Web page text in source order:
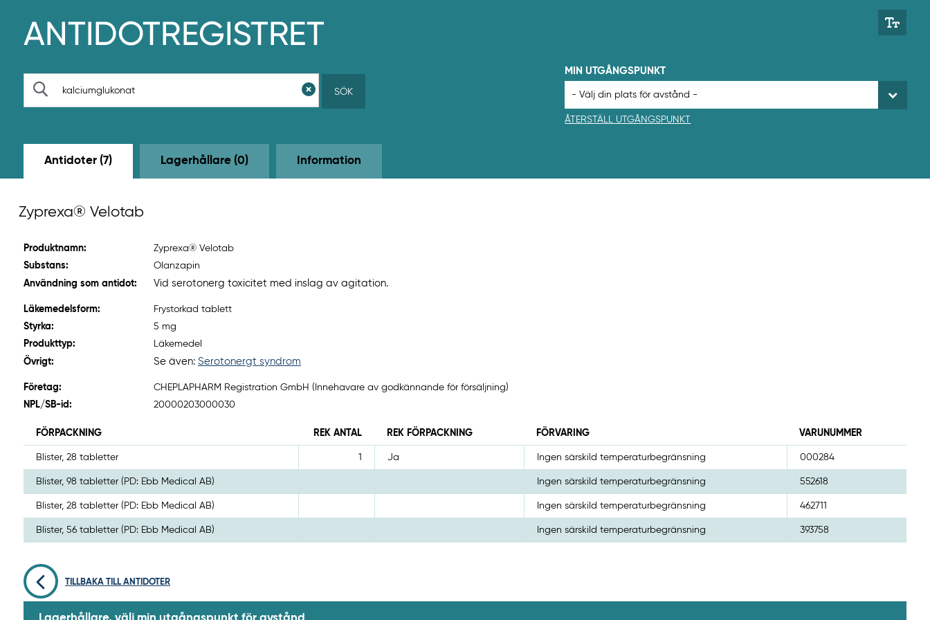
p
d
n
å
l
e
SÖK
MIN UTGÅNGSPUNKT
ÅTERSTÄLL UTGÅNGSPUNKT
Antidoter (7) Lagerhållare (0) Information
Zyprexa® Velotab
Produktnamn:
Zyprexa® Velotab
Substans:
Olanzapin
Användning som antidot:
Vid serotonerg toxicitet med inslag av agitation.
Läkemedelsform:
Frystorkad tablett
Styrka:
5 mg
Produkttyp:
Läkemedel
Övrigt:
Se även: Serotonergt syndrom
Företag:
CHEPLAPHARM Registration GmbH (Innehavare av godkännande för försäljning)
NPL/SB-id:
20000203000030
FÖRPACKNING REK ANTAL REK FÖRPACKNING FÖRVARING VARUNUMMER
Blister, 28 tabletter 1 Ja Ingen särskild temperaturbegränsning 000284
Blister, 98 tabletter (PD: Ebb Medical AB) Ingen särskild temperaturbegränsning 552618
Blister, 28 tabletter (PD: Ebb Medical AB) Ingen särskild temperaturbegränsning 462711
Blister, 56 tabletter (PD: Ebb Medical AB) Ingen särskild temperaturbegränsning 393758
TILLBAKA TILL ANTIDOTER